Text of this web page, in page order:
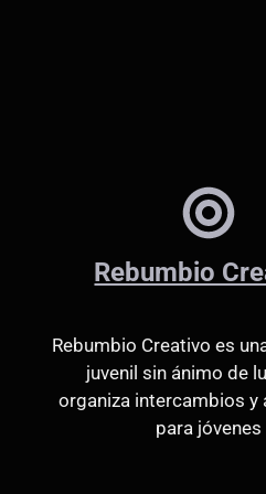
Rebumbio
Rebumbio Creativo es
juvenil sin ánimo de
organiza intercambios y
para jóvenes